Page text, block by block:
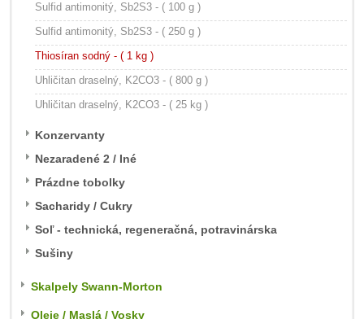
Sulfid antimonitý, Sb2S3 - ( 100 g )
Sulfid antimonitý, Sb2S3 - ( 250 g )
Thiosíran sodný - ( 1 kg )
Uhličitan draselný, K2CO3 - ( 800 g )
Uhličitan draselný, K2CO3 - ( 25 kg )
Konzervanty
Nezaradené 2 / Iné
Prázdne tobolky
Sacharidy / Cukry
Soľ - technická, regeneračná, potravinárska
Sušiny
Skalpely Swann-Morton
Oleje / Maslá / Vosky